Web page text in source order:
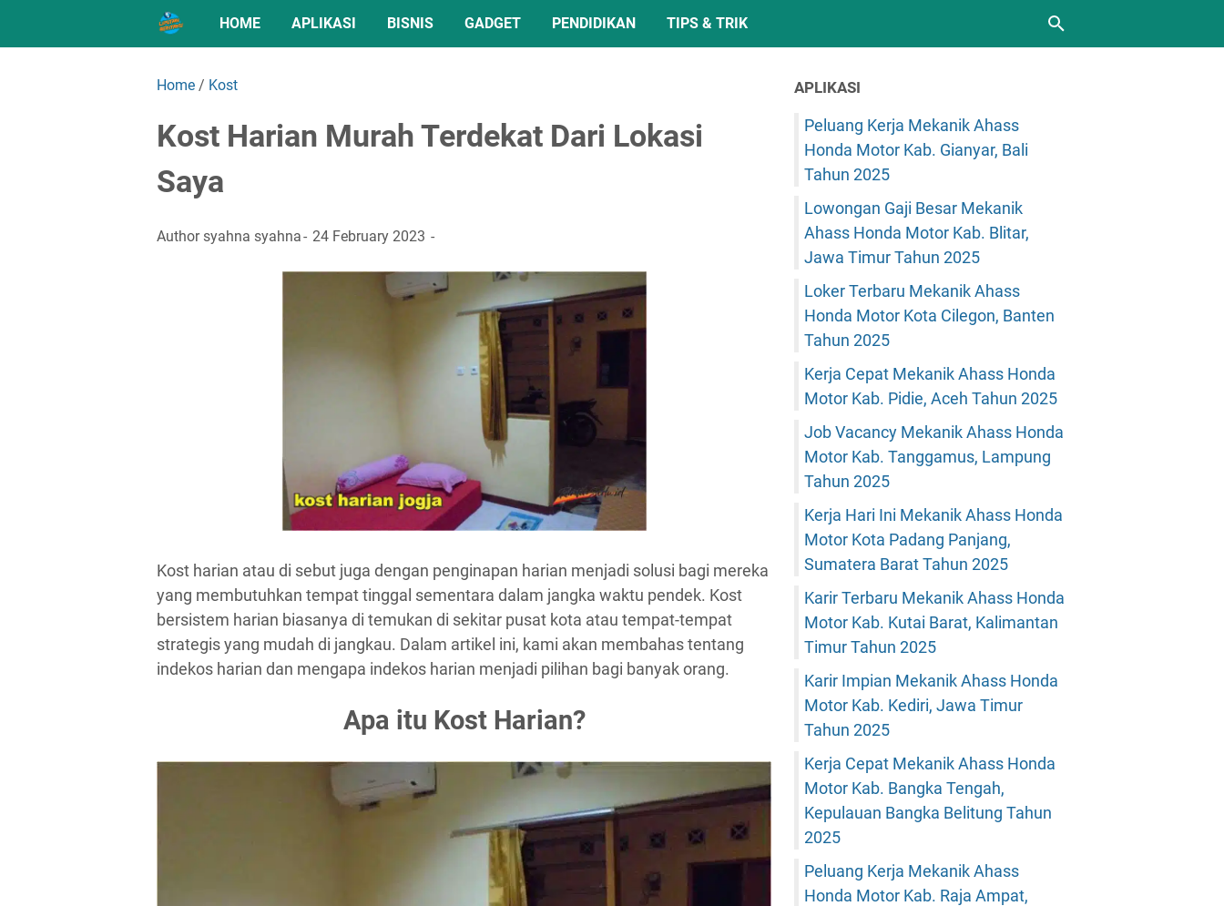
HOME APLIKASI BISNIS GADGET PENDIDIKAN TIPS & TRIK
Home / Kost
Kost Harian Murah Terdekat Dari Lokasi
Saya
Authorsyahna syahna 24 February 2023
Kost harian atau di sebut juga dengan penginapan harian menjadi solusi bagi mereka
yang membutuhkan tempat tinggal sementara dalam jangka waktu pendek. Kost
bersistem harian biasanya di temukan di sekitar pusat kota atau tempat-tempat
strategis yang mudah di jangkau. Dalam artikel ini, kami akan membahas tentang
indekos harian dan mengapa indekos harian menjadi pilihan bagi banyak orang.
Apa itu Kost Harian?
APLIKASI
Peluang Kerja Mekanik Ahass
Honda Motor Kab. Gianyar, Bali
Tahun 2025
Lowongan Gaji Besar Mekanik
Ahass Honda Motor Kab. Blitar,
Jawa Timur Tahun 2025
Loker Terbaru Mekanik Ahass
Honda Motor Kota Cilegon, Banten
Tahun 2025
Kerja Cepat Mekanik Ahass Honda
Motor Kab. Pidie, Aceh Tahun 2025
Job Vacancy Mekanik Ahass Honda
Motor Kab. Tanggamus, Lampung
Tahun 2025
Kerja Hari Ini Mekanik Ahass Honda
Motor Kota Padang Panjang,
Sumatera Barat Tahun 2025
Karir Terbaru Mekanik Ahass Honda
Motor Kab. Kutai Barat, Kalimantan
Timur Tahun 2025
Karir Impian Mekanik Ahass Honda
Motor Kab. Kediri, Jawa Timur
Tahun 2025
Kerja Cepat Mekanik Ahass Honda
Motor Kab. Bangka Tengah,
Kepulauan Bangka Belitung Tahun
2025
Peluang Kerja Mekanik Ahass
Honda Motor Kab. Raja Ampat,